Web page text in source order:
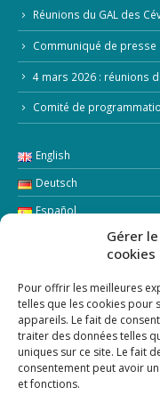
Gérer
cookies
Pour offrir les meilleures
telles que les cookies pour
appareils. Le fait de
traiter des données telles
uniques sur ce site. Le fait
consentement peut avoir
et fonctions.
Réunions du GAL des
Communiqué de presse
4 mars 2026 : réunions
Comité de
English
Deutsch
Español
LETTRE D’INFORMATION
Addresse Email: